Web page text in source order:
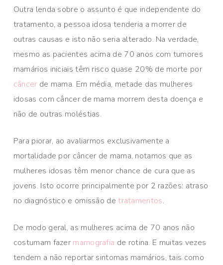
Outra lenda sobre o assunto é que independente do
tratamento, a pessoa idosa tenderia a morrer de
outras causas e isto não seria alterado. Na verdade,
mesmo as pacientes acima de 70 anos com tumores
mamários iniciais têm risco quase 20% de morte por
câncer de mama. Em média, metade das mulheres
idosas com câncer de mama morrem desta doença e
não de outras moléstias.
Para piorar, ao avaliarmos exclusivamente a
mortalidade por câncer de mama, notamos que as
mulheres idosas têm menor chance de cura que as
jovens. Isto ocorre principalmente por 2 razões: atraso
no diagnóstico e omissão detratamentos.
De modo geral, as mulheres acima de 70 anos não
costumam fazer mamografia de rotina. E muitas vezes
tendem a não reportar sintomas mamários, tais como